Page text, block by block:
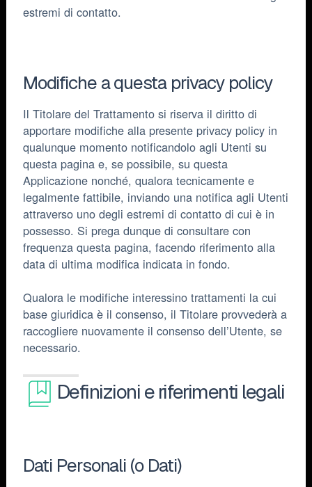
estremi di contatto.
Modifiche a questa privacy policy
Il Titolare del Trattamento si riserva il diritto di
apportare modifiche alla presente privacy policy in
qualunque momento notificandolo agli Utenti su
questa pagina e, se possibile, su questa
Applicazione nonché, qualora tecnicamente e
legalmente fattibile, inviando una notifica agli Utenti
attraverso uno degli estremi di contatto di cui è in
possesso. Si prega dunque di consultare con
frequenza questa pagina, facendo riferimento alla
data di ultima modifica indicata in fondo.
Qualora le modifiche interessino trattamenti la cui
base giuridica è il consenso, il Titolare provvederà a
raccogliere nuovamente il consenso dell’Utente, se
necessario.
Definizioni e riferimenti legali
Dati Personali (o Dati)